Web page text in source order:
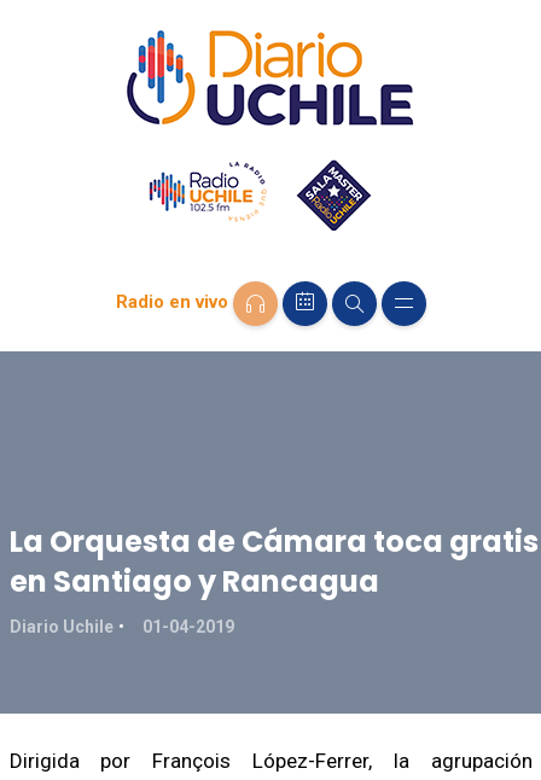
Radio en vivo
La Orquesta de Cámara toca gratis
en Santiago y Rancagua
Diario Uchile 01-04-2019
Dirigida por François López-Ferrer, la agrupación